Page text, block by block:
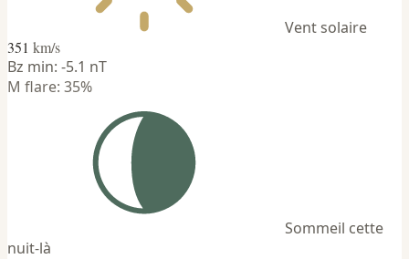
Vent solaire
351 km/s
Bz min: -5.1 nT
M flare: 35%
Sommeil cette
nuit-là